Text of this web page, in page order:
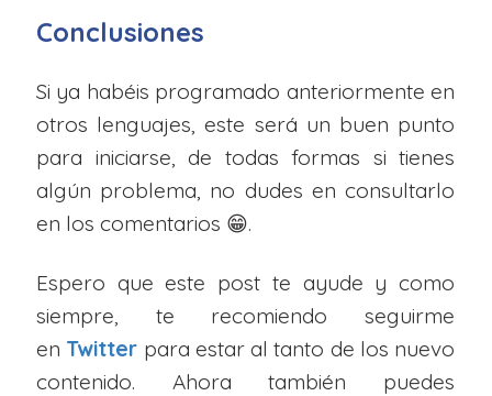
Conclusiones
Si ya habéis programado anteriormente en
otros lenguajes, este será un buen punto
para iniciarse, de todas formas si tienes
algún problema, no dudes en consultarlo
en los comentarios 😁.
Espero que este post te ayude y como
siempre, te recomiendo seguirme
en Twitter para estar al tanto de los nuevo
contenido. Ahora también puedes